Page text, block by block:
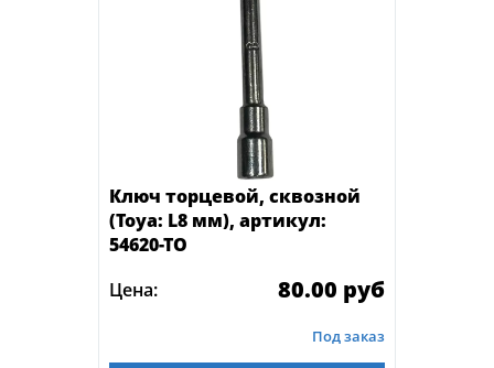
Ключ торцевой, сквозной
(Toya: L8 мм), артикул:
54620-ТО
Цена:
80.00 руб
Под заказ